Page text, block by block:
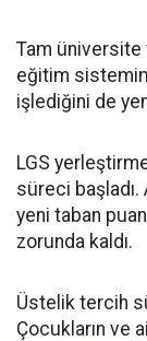
Tam
eğitim
işlediğini de
LGS
süreci başladı.
yeni taban
zorunda kaldı.
Üstelik tercih
Çocukların ve